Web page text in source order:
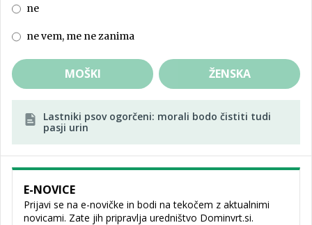
ne
ne vem, me ne zanima
MOŠKI ŽENSKA
Lastniki psov ogorčeni: morali bodo čistiti tudi
pasji urin
E-NOVICE
Prijavi se na e-novičke in bodi na tekočem z aktualnimi
novicami. Zate jih pripravlja uredništvo Dominvrt.si.